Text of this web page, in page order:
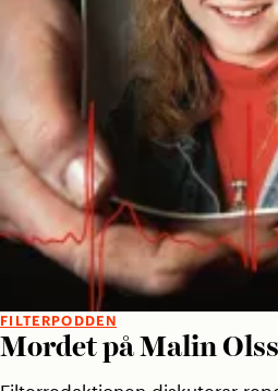
FILTERPODDEN
Mordet på Malin